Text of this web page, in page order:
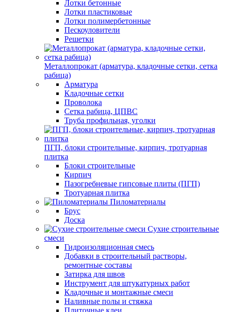
Лотки бетонные
Лотки пластиковые
Лотки полимербетонные
Пескоуловители
Решетки
Металлопрокат (арматура, кладочные сетки, сетка
рабица)
Арматура
Кладочные сетки
Проволока
Сетка рабица, ЦПВС
Труба профильная, уголки
ПГП, блоки строительные, кирпич, тротуарная
плитка
Блоки строительные
Кирпич
Пазогребневые гипсовые плиты (ПГП)
Тротуарная плитка
Пиломатериалы
Брус
Доска
Сухие строительные
смеси
Гидроизоляционная смесь
Добавки в строительный растворы,
ремонтные составы
Затирка для швов
Инструмент для штукатурных работ
Кладочные и монтажные смеси
Наливные полы и стяжка
Плиточные клеи